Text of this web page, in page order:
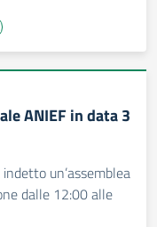
ANIEF in data 3
un’assemblea
dalle 12:00 alle